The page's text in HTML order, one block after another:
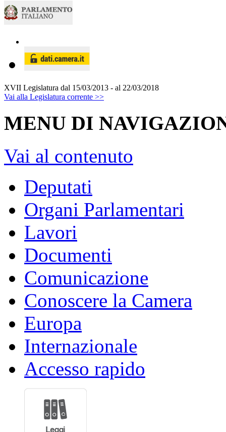
XVII Legislatura dal 15/03/2013 - al 22/03/2018
Vai alla Legislatura corrente >>
MENU DI
Vai al contenuto
Deputati
Organi Parlamentari
Lavori
Documenti
Comunicazione
Conoscere la Camera
Europa
Internazionale
Accesso rapido